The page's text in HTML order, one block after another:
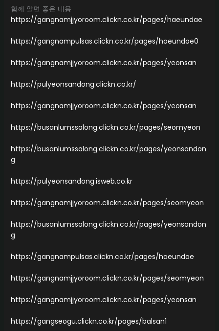
함께 알면 좋은 내용
https://gangnamjjyoroom.clickn.co.kr/pages/haeundae
https://gangnampulsas.clickn.co.kr/pages/haeundae0
https://gangnamjjyoroom.clickn.co.kr/pages/yeonsan
https://pulyeonsandong.clickn.co.kr/
https://gangnamjjyoroom.clickn.co.kr/pages/yeonsan
https://busanlumssalong.clickn.co.kr/pages/seomyeon
https://busanlumssalong.clickn.co.kr/pages/yeonsandon
g
https://pulyeonsandong.isweb.co.kr
https://gangnamjjyoroom.clickn.co.kr/pages/seomyeon
https://busanlumssalong.clickn.co.kr/pages/yeonsandon
g
https://gangnampulsas.clickn.co.kr/pages/haeundae
https://gangnamjjyoroom.clickn.co.kr/pages/seomyeon
https://gangnamjjyoroom.clickn.co.kr/pages/yeonsan
https://gangseogu.clickn.co.kr/pages/balsan1